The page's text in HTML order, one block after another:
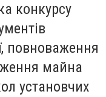
конкурсу
повноваження
майна
установчих